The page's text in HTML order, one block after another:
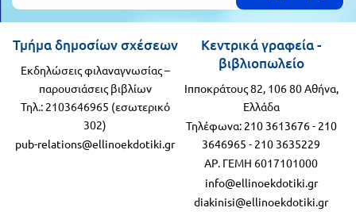
Κεντρικά γραφεία -
βιβλιοπωλείο
Ιπποκράτους 82, 106 80 Αθήνα,
Ελλάδα
Τηλέφωνα: 210 3613676- 210
3646965 - 210 3635229
ΑΡ. ΓΕΜΗ 6017101000
info@ellinoekdotiki.gr
diakinisi@ellinoekdotiki.gr
Τμήμα δημοσίων σχέσεων
Εκδηλώσεις φιλαναγνωσίας –
παρουσιάσεις βιβλίων
Τηλ.: 2103646965 (εσωτερικό
302)
pub-relations@ellinoekdotiki.gr